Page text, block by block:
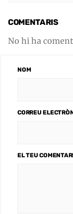
COMENTARIS
No hi ha
NOM
CORREU
EL TEU